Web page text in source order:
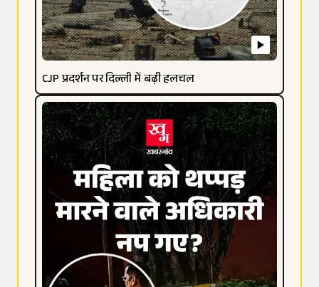
CJP प्रदर्शन पर दिल्ली में बढ़ी हलचल